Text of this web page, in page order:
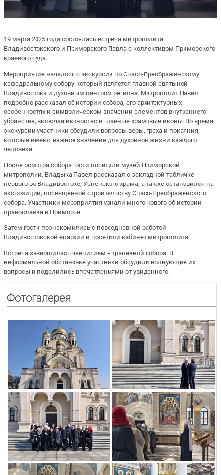
19 марта 2025 года состоялась встреча митрополита
Владивостокского и Приморского Павла с коллективом Приморского
краевого суда.
Мероприятие началось с экскурсии по Спасо-Преображенскому
кафедральному собору, который является главной святыней
Владивостока и духовным центром региона. Митрополит Павел
подробно рассказал об истории собора, его архитектурных
особенностях и символическом значении элементов внутреннего
убранства, включая иконостас и главные храмовые иконы. Во время
экскурсии участники обсудили вопросы веры, греха и покаяния,
которые имеют важное значение для духовной жизни каждого
человека.
После осмотра собора гости посетили музей Приморской
митрополии. Владыка Павел рассказал о закладной табличке
первого во Владивостоке, Успенского храма, а также остановился на
экспозиции, посвящённой строительству Спасо-Преображенского
собора. Участники мероприятия узнали много нового об истории
православия в Приморье.
Затем гости познакомились с повседневной работой
Владивостокской епархии и посетили кабинет митрополита.
Встреча завершилась чаепитием в трапезной собора. В
неформальной обстановке участники обсудили волнующие их
вопросы и поделились впечатлениями от увиденного.
Фотогалерея